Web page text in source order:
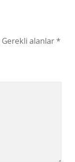
Gerekli alanlar*